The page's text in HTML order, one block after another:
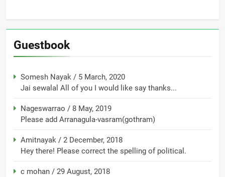
Guestbook
Somesh Nayak / 5 March, 2020
Jai sewalal All of you I would like say thanks...
Nageswarrao / 8 May, 2019
Please add Arranagula-vasram(gothram)
Amitnayak / 2 December, 2018
Hey there! Please correct the spelling of political.
c mohan / 29 August, 2018